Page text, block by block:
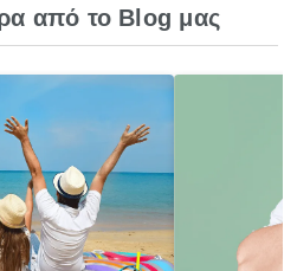
από το Blog μας